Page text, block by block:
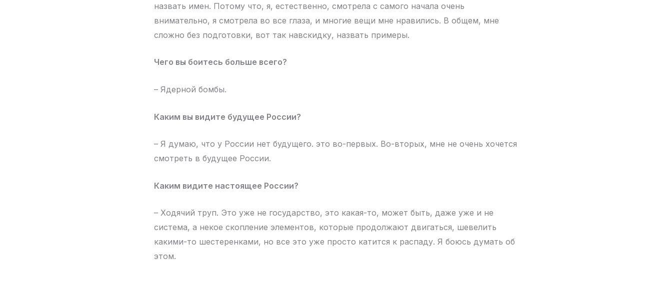
назвать имен. Потому что, я, естественно, смотрела с самого начала очень
внимательно, я смотрела во все глаза, и многие вещи мне нравились. В общем, мне
сложно без подготовки, вот так навскидку, назвать примеры.
Чего вы боитесь больше всего?
– Ядерной бомбы.
Каким вы видите будущее России?
– Я думаю, что у России нет будущего. это во-первых. Во-вторых, мне не очень хочется
смотреть в будущее России.
Каким видите настоящее России?
– Ходячий труп. Это уже не государство, это какая-то, может быть, даже уже и не
система, а некое скопление элементов, которые продолжают двигаться, шевелить
какими-то шестеренками, но все это уже просто катится к распаду. Я боюсь думать об
этом.